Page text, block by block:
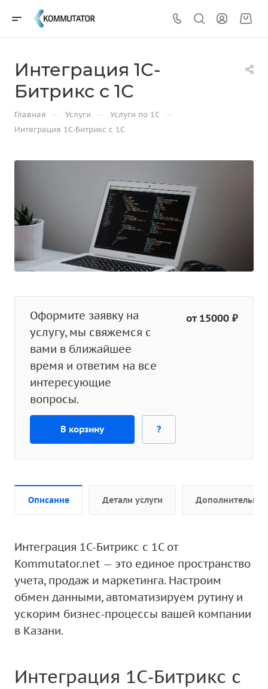
Интеграция 1С-
Битрикс с 1С
Главная — Услуги — Услуги по 1С —
Интеграция 1С-Битрикс с 1С
Оформите заявку на
услугу, мы свяжемся с
вами в ближайшее
время и ответим на все
интересующие
вопросы.
от 15000 ₽
В корзину ?
Описание Детали услуги Дополнительно
Интеграция 1С-Битрикс с 1С от
Kommutator.net — это единое пространство
учета, продаж и маркетинга. Настроим
обмен данными, автоматизируем рутину и
ускорим бизнес-процессы вашей компании
в Казани.
Интеграция 1С‑Битрикс с